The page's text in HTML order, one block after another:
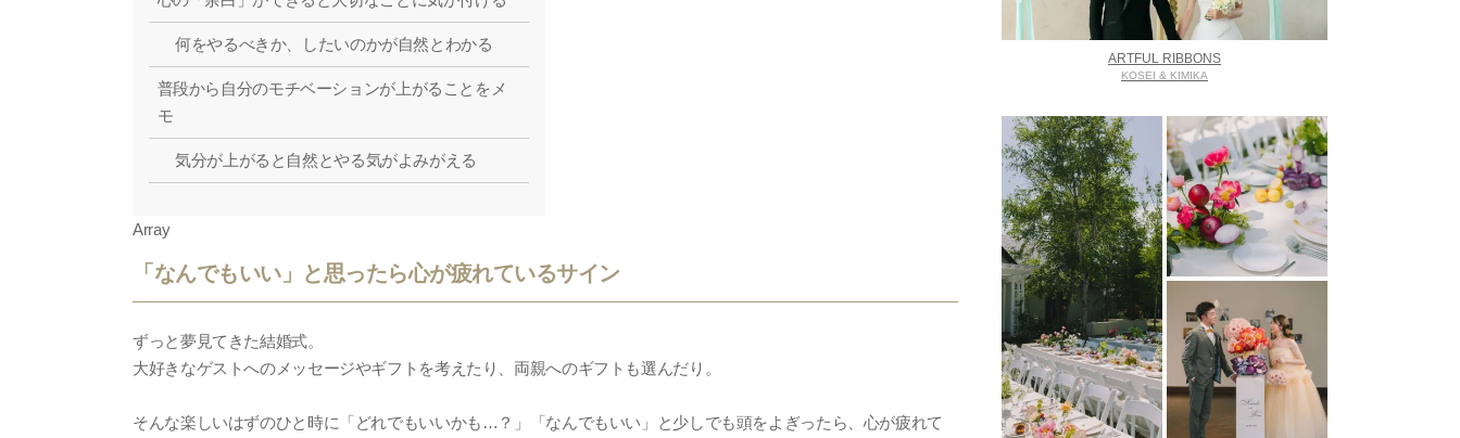
何をやるべきか、したいのかが自然とわかる
普段から自分のモチベーションが上がることをメ
モ
気分が上がると自然とやる気がよみがえる
Array
「なんでもいい」と思ったら心が疲れているサイン
ずっと夢見てきた結婚式。
大好きなゲストへのメッセージやギフトを考えたり、両親へのギフトも選んだり。
そんな楽しいはずのひと時に「どれでもいいかも…？」「なんでもいい」と少しでも頭をよぎったら、心が疲れて
ARTFUL RIBBONS
KOSEI & KIMIKA